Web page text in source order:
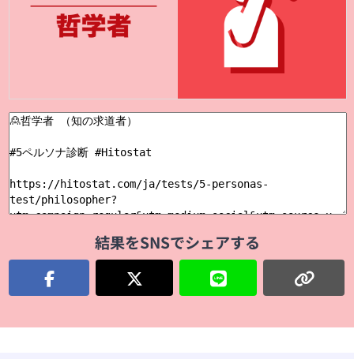
結果をSNSでシェアする